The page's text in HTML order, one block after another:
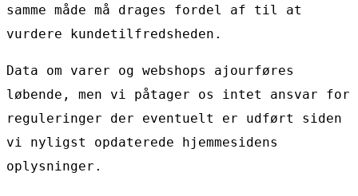
samme måde må drages fordel af til at
vurdere kundetilfredsheden.
Data om varer og webshops ajourføres
løbende, men vi påtager os intet ansvar for
reguleringer der eventuelt er udført siden
vi nyligst opdaterede hjemmesidens
oplysninger.